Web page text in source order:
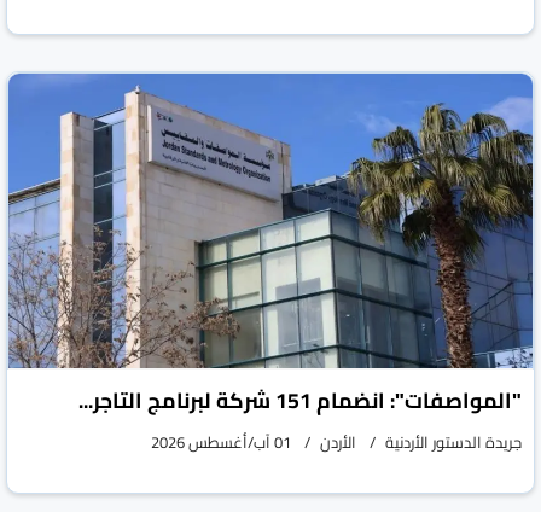
"المواصفات": انضمام 151 شركة لبرنامج التاجر...
جريدة الدستور الأردنية الأردن 01 آب/أغسطس 2026